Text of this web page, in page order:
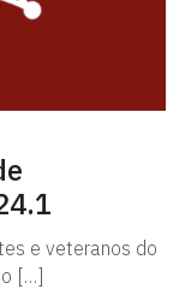
e veteranos do
[…]